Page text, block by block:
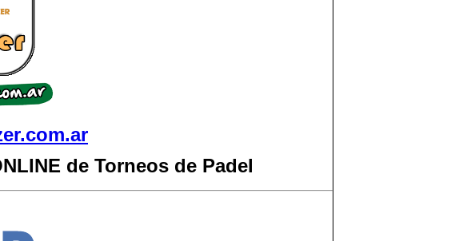
de Torneos de Padel